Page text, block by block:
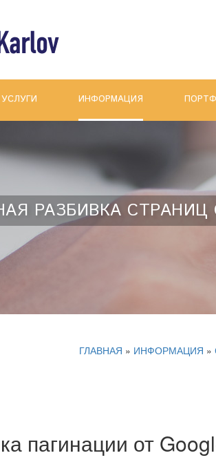
УСЛУГИ ИНФОРМАЦИЯ
РАЗБИВКА СТРАНИЦ
ГЛАВНАЯ » ИНФОРМАЦИЯ »
пагинации от